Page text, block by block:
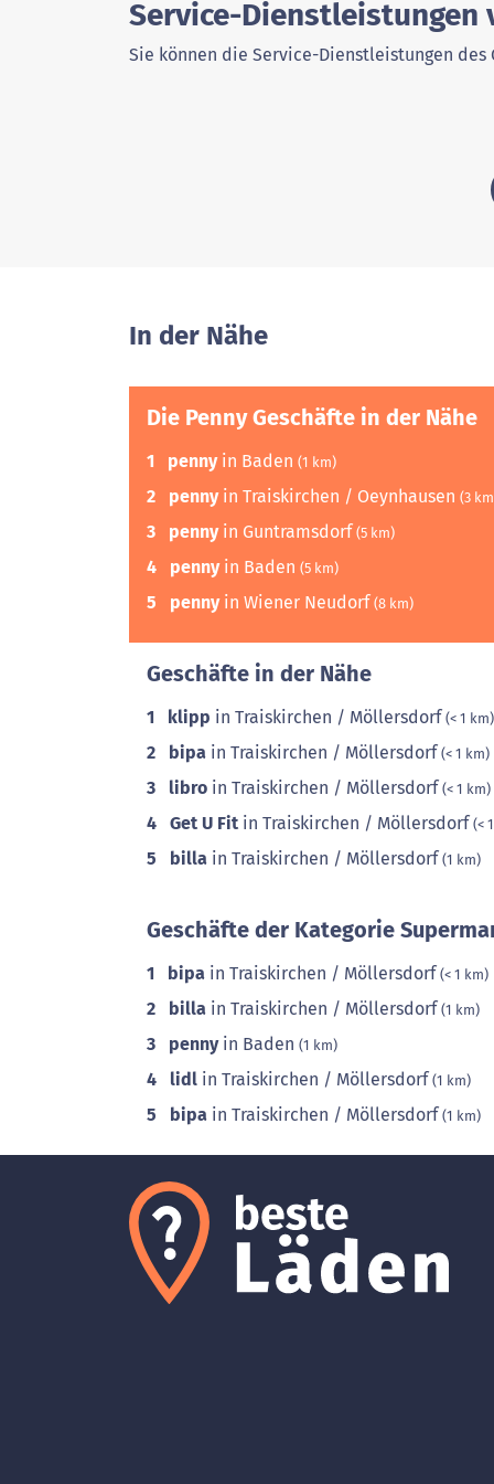
Service-
Sie können die Service-Dienstleistungen des
In der Nähe
Die Penny Geschäfte in der Nähe
1 pennyin Baden (1 km)
2 pennyin Traiskirchen / Oeynhausen (3
3 pennyin Guntramsdorf (5 km)
4 pennyin Baden (5 km)
5 pennyin Wiener Neudorf (8 km)
Geschäfte in der Nähe
1 klipp in Traiskirchen / Möllersdorf(< 1 km)
2 bipa in Traiskirchen / Möllersdorf(< 1 km)
3 libro in Traiskirchen / Möllersdorf(< 1 km)
4 Get U Fit in Traiskirchen / Möllersdorf(<
5 billa in Traiskirchen / Möllersdorf(1 km)
Geschäfte der Kategorie
1 bipa in Traiskirchen / Möllersdorf(< 1 km)
2 billa in Traiskirchen / Möllersdorf(1 km)
3 pennyin Baden (1 km)
4 lidl in Traiskirchen / Möllersdorf(1 km)
5 bipa in Traiskirchen / Möllersdorf(1 km)